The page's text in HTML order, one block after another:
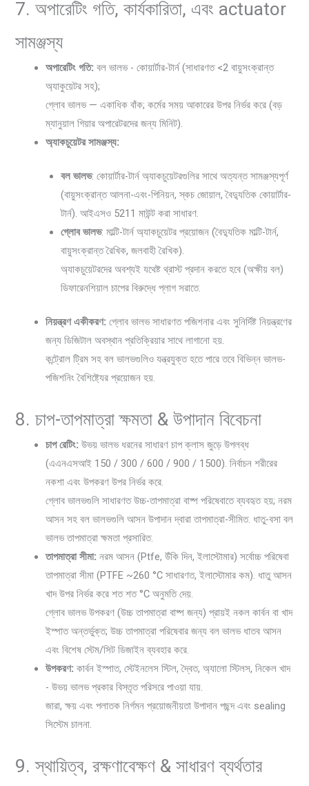
7. অপারেটিং গতি, কার্যকারিতা, এবং actuator
সামঞ্জস্য
অপারেটিং গতি: বল ভালভ - কোয়ার্টার-টার্ন (সাধারণত <2 বায়ুসংক্রান্ত
অ্যাকুয়েটর সহ);
গ্লোব ভালভ — একাধিক বাঁক; কর্মের সময় আকারের উপর নির্ভর করে (বড়
ম্যানুয়াল গিয়ার অপারেটরদের জন্য মিনিট).
অ্যাকচুয়েটর সামঞ্জস্য:
বল ভালভ: কোয়ার্টার-টার্ন অ্যাকচুয়েটরগুলির সাথে অত্যন্ত সামঞ্জস্যপূর্ণ
(বায়ুসংক্রান্ত আলনা-এবং-পিনিয়ন, স্কচ জোয়াল, বৈদ্যুতিক কোয়ার্টার-
টার্ন). আইএসও 5211 মাউন্ট করা সাধারণ.
গ্লোব ভালভ: মাল্টি-টার্ন অ্যাকচুয়েটর প্রয়োজন (বৈদ্যুতিক মাল্টি-টার্ন,
বায়ুসংক্রান্ত রৈখিক, জলবাহী রৈখিক).
অ্যাকচুয়েটরদের অবশ্যই যথেষ্ট থ্রাস্ট প্রদান করতে হবে (অক্ষীয় বল)
ডিফারেনশিয়াল চাপের বিরুদ্ধে প্লাগ সরাতে.
নিয়ন্ত্রণ একীকরণ: গ্লোব ভালভ সাধারণত পজিশনার এবং সুনির্দিষ্ট নিয়ন্ত্রণের
জন্য ডিজিটাল অবস্থান প্রতিক্রিয়ার সাথে লাগানো হয়.
কন্ট্রোল ট্রিম সহ বল ভালভগুলিও যন্ত্রযুক্ত হতে পারে তবে বিভিন্ন ভালভ-
পজিশনিং বৈশিষ্ট্যের প্রয়োজন হয়.
8. চাপ-তাপমাত্রা ক্ষমতা & উপাদান বিবেচনা
চাপ রেটিং: উভয় ভালভ ধরনের সাধারণ চাপ ক্লাস জুড়ে উপলব্ধ
(এএনএসআই 150 / 300 / 600 / 900 / 1500). নির্বাচন শরীরের
নকশা এবং উপকরণ উপর নির্ভর করে.
গ্লোব ভালভগুলি সাধারণত উচ্চ-তাপমাত্রা বাষ্প পরিষেবাতে ব্যবহৃত হয়; নরম
আসন সহ বল ভালভগুলি আসন উপাদান দ্বারা তাপমাত্রা-সীমিত. ধাতু-বসা বল
ভালভ তাপমাত্রা ক্ষমতা প্রসারিত.
তাপমাত্রা সীমা: নরম আসন (Ptfe, উঁকি দিন, ইলাস্টোমার) সর্বোচ্চ পরিষেবা
তাপমাত্রা সীমা (PTFE ~260 °C সাধারণত, ইলাস্টোমার কম). ধাতু আসন
খাদ উপর নির্ভর করে শত শত °C অনুমতি দেয়.
গ্লোব ভালভ উপকরণ (উচ্চ তাপমাত্রা বাষ্প জন্য) প্রায়ই নকল কার্বন বা খাদ
ইস্পাত অন্তর্ভুক্ত; উচ্চ তাপমাত্রা পরিষেবার জন্য বল ভালভ ধাতব আসন
এবং বিশেষ স্টেম/সিট ডিজাইন ব্যবহার করে.
উপকরণ: কার্বন ইস্পাত, স্টেইনলেস স্টিল, দ্বৈত, অ্যালো স্টিলস, নিকেল খাদ
- উভয় ভালভ প্রকার বিস্তৃত পরিসরে পাওয়া যায়.
জারা, ক্ষয় এবং পলাতক নির্গমন প্রয়োজনীয়তা উপাদান পছন্দ এবং sealing
সিস্টেম চালনা.
9. স্থায়িত্ব, রক্ষণাবেক্ষণ & সাধারণ ব্যর্থতার